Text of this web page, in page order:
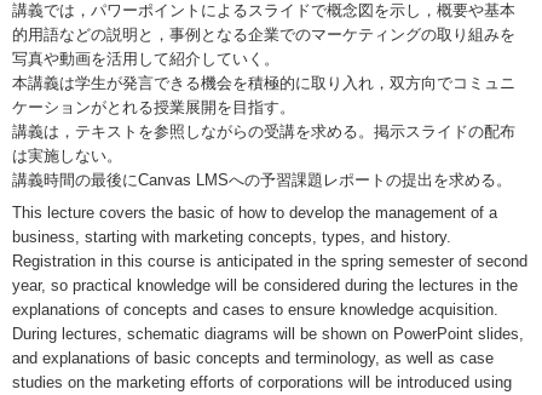
講義では，パワーポイントによるスライドで概念図を示し，概要や基本
的用語などの説明と，事例となる企業でのマーケティングの取り組みを
写真や動画を活用して紹介していく。
本講義は学生が発言できる機会を積極的に取り入れ，双方向でコミュニ
ケーションがとれる授業展開を目指す。
講義は，テキストを参照しながらの受講を求める。掲示スライドの配布
は実施しない。
講義時間の最後にCanvas LMSへの予習課題レポートの提出を求める。
This lecture covers the basic of how to develop the management of a
business, starting with marketing concepts, types, and history.
Registration in this course is anticipated in the spring semester of second
year, so practical knowledge will be considered during the lectures in the
explanations of concepts and cases to ensure knowledge acquisition.
During lectures, schematic diagrams will be shown on PowerPoint slides,
and explanations of basic concepts and terminology, as well as case
studies on the marketing efforts of corporations will be introduced using